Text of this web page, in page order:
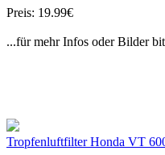
Preis: 19.99€
...für mehr Infos oder Bilder
Tropfenluftfilter Honda VT